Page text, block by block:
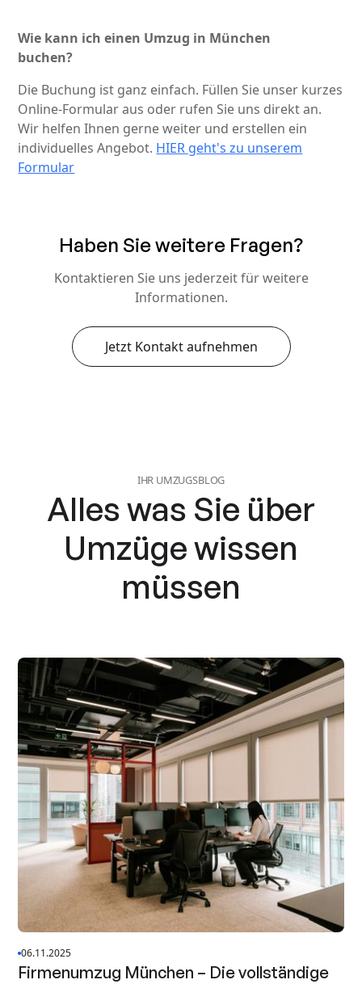
Wie kann ich einen Umzug in München
buchen?
Die Buchung ist ganz einfach. Füllen Sie unser kurzes
Online-Formular aus oder rufen Sie uns direkt an.
Wir helfen Ihnen gerne weiter und erstellen ein
individuelles Angebot. HIER geht's zu unserem
Formular
Haben Sie weitere Fragen?
Kontaktieren Sie uns jederzeit für weitere
Informationen.
Jetzt Kontakt aufnehmen
IHR UMZUGSBLOG
Alles was Sie über
Umzüge wissen
müssen
06.11.2025
Firmenumzug München – Die vollständige